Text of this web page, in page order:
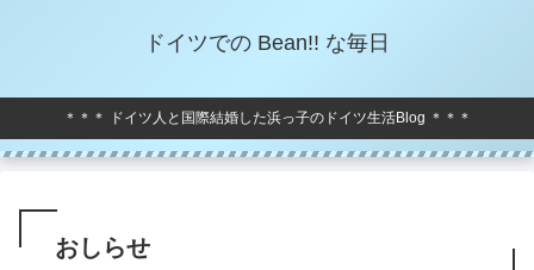
ドイツでの Bean!! な毎日
＊＊＊ ドイツ人と国際結婚した浜っ子のドイツ生活Blog ＊＊＊
おしらせ